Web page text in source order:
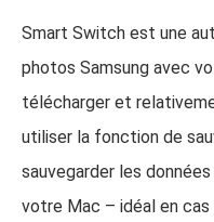
Smart Switch est une
photos Samsung avec
télécharger et
utiliser la fonction de
sauvegarder les
votre Mac – idéal en